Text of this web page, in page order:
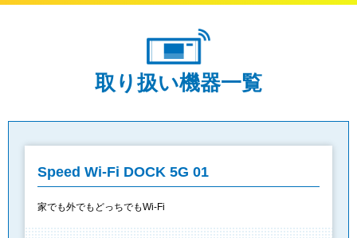
取り扱い機器一覧
Speed Wi-Fi DOCK 5G 01
家でも外でもどっちでもWi-Fi